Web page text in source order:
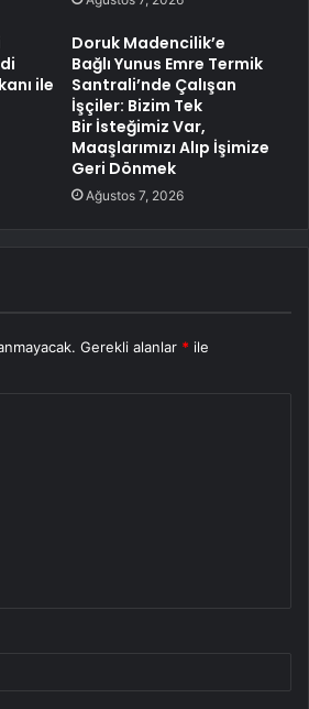
ile
Doruk Madencilik’e
Bağlı Yunus Emre Termik
Santrali’nde Çalışan
İşçiler: Bizim Tek
Bir İsteğimiz Var,
Maaşlarımızı Alıp İşimize
Geri Dönmek
Ağustos 7, 2026
Gerekli alanlar * ile